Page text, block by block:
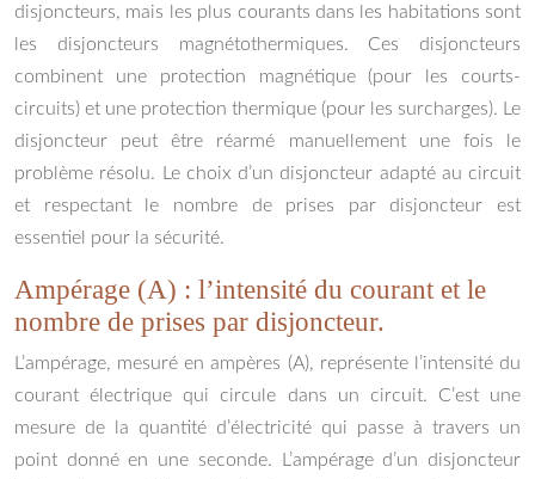
disjoncteurs, mais les plus courants dans les habitations sont
les disjoncteurs magnétothermiques. Ces disjoncteurs
combinent une protection magnétique (pour les courts-
circuits) et une protection thermique (pour les surcharges). Le
disjoncteur peut être réarmé manuellement une fois le
problème résolu. Le choix d’un disjoncteur adapté au circuit
et respectant le nombre de prises par disjoncteur est
essentiel pour la sécurité.
Ampérage (A) : l’intensité du courant et le
nombre de prises par disjoncteur.
L’ampérage, mesuré en ampères (A), représente l’intensité du
courant électrique qui circule dans un circuit. C’est une
mesure de la quantité d’électricité qui passe à travers un
point donné en une seconde. L’ampérage d’un disjoncteur